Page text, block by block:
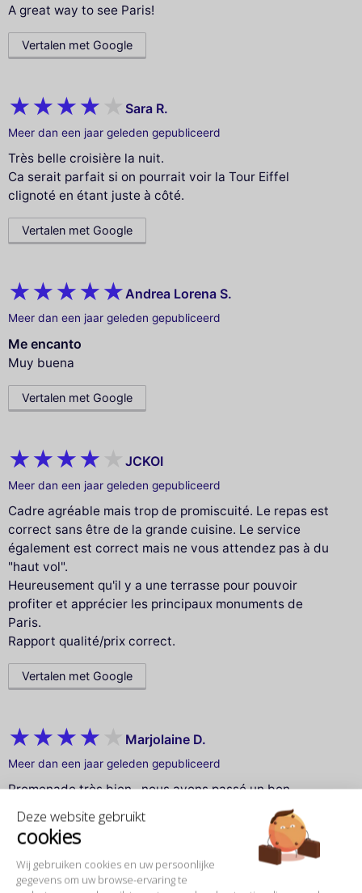
Deze website gebruikt
cookies
Wij gebruiken cookies en uw persoonlijke
gegevens om uw browse-ervaring te
A great way to see Paris!
Vertalen met Google
Sara R.
Meer dan een jaar geleden gepubliceerd
Très belle croisière la nuit.
Ca serait parfait si on pourrait voir la Tour Eiffel
clignoté en étant juste à côté.
Vertalen met Google
Andrea Lorena S.
Meer dan een jaar geleden gepubliceerd
Me encanto
Muy buena
Vertalen met Google
JCKOI
Meer dan een jaar geleden gepubliceerd
Cadre agréable mais trop de promiscuité. Le repas est
correct sans être de la grande cuisine. Le service
également est correct mais ne vous attendez pas à du
"haut vol".
Heureusement qu'il y a une terrasse pour pouvoir
profiter et apprécier les principaux monuments de
Paris.
Rapport qualité/prix correct.
Vertalen met Google
Marjolaine D.
Meer dan een jaar geleden gepubliceerd
Promenade très bien , nous avons passé un bon
moment.
Vertalen met Google